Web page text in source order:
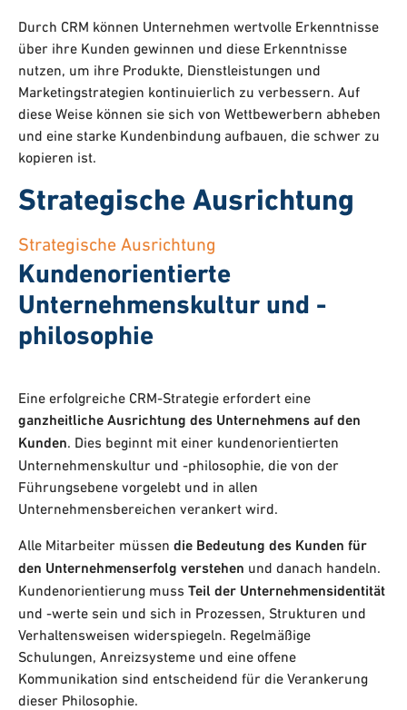
Durch CRM können Unternehmen wertvolle Erkenntnisse
über ihre Kunden gewinnen und diese Erkenntnisse
nutzen, um ihre Produkte, Dienstleistungen und
Marketingstrategien kontinuierlich zu verbessern. Auf
diese Weise können sie sich von Wettbewerbern abheben
und eine starke Kundenbindung aufbauen, die schwer zu
kopieren ist.
Strategische Ausrichtung
Strategische Ausrichtung
Kundenorientierte
Unternehmenskultur und -
philosophie
Eine erfolgreiche CRM-Strategie erfordert eine
ganzheitliche Ausrichtung des Unternehmens auf den
Kunden. Dies beginnt mit einer kundenorientierten
Unternehmenskultur und -philosophie, die von der
Führungsebene vorgelebt und in allen
Unternehmensbereichen verankert wird.
Alle Mitarbeiter müssen die Bedeutung des Kunden für
den Unternehmenserfolg verstehen und danach handeln.
Kundenorientierung muss Teil der Unternehmensidentität
und -werte sein und sich in Prozessen, Strukturen und
Verhaltensweisen widerspiegeln. Regelmäßige
Schulungen, Anreizsysteme und eine offene
Kommunikation sind entscheidend für die Verankerung
dieser Philosophie.